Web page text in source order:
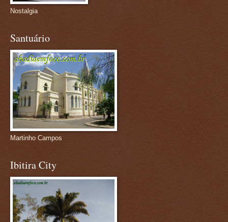
Nostalgia
Santuário
Martinho Campos
Ibitira City